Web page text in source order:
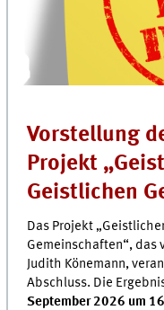
Vorstellung
Projekt
Geistlichen
Das Projekt
Gemeinschaften“, das
Judith Könemann,
Abschluss. Die
September 2026 um